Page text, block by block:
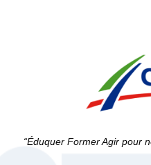
“Éduquer Former Agir pour